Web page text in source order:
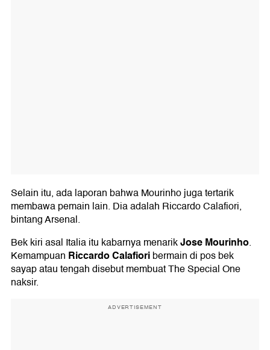
Selain itu, ada laporan bahwa Mourinho juga tertarik
membawa pemain lain. Dia adalah Riccardo Calafiori,
bintang Arsenal.
Bek kiri asal Italia itu kabarnya menarikJose Mourinho.
Kemampuan Riccardo Calafioribermain di pos bek
sayap atau tengah disebut membuat The Special One
naksir.
ADVERTISEMENT